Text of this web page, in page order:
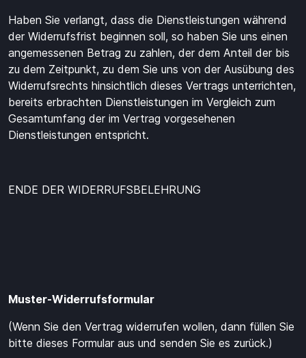
Haben Sie verlangt, dass die Dienstleistungen während
der Widerrufsfrist beginnen soll, so haben Sie uns einen
angemessenen Betrag zu zahlen, der dem Anteil der bis
zu dem Zeitpunkt, zu dem Sie uns von der Ausübung des
Widerrufsrechts hinsichtlich dieses Vertrags unterrichten,
bereits erbrachten Dienstleistungen im Vergleich zum
Gesamtumfang der im Vertrag vorgesehenen
Dienstleistungen entspricht.
ENDE DER WIDERRUFSBELEHRUNG
Muster-Widerrufsformular
(Wenn Sie den Vertrag widerrufen wollen, dann füllen Sie
bitte dieses Formular aus und senden Sie es zurück.)